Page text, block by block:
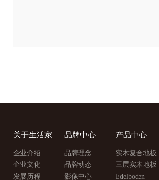
关于生活家
企业介绍
企业文化
发展历程
品牌中心
品牌理念
品牌动态
影像中心
产品中心
实木复合地板
三层实木地板
Edelboden